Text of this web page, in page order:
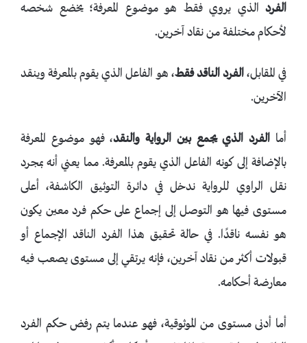
الفرد الذي يروي فقط هو موضوع المعرفة؛ يخضع شخصه
لأحكام مختلفة من نقاد آخرين.
في المقابل،الفرد الناقد فقط، هو الفاعل الذي يقوم بالمعرفة وينقد
الآخرين.
أما الفرد الذي يجمع بين الرواية والنقد، فهو موضوع المعرفة
بالإضافة إلى كونه الفاعل الذي يقوم بالمعرفة. مما يعني أنه بمجرد
نقل الراوي للرواية ندخل في دائرة التوثيق الكاشفة، أعلى
مستوى فيها هو التوصل إلى إجماع على حكم فرد معين يكون
هو نفسه ناقدًا. في حالة تحقيق هذا الفرد الناقد الإجماع أو
قبولات أكثر من نقاد آخرين، فإنه يرتقي إلى مستوى يصعب فيه
معارضة أحكامه.
أما أدنى مستوى من الموثوقية، فهو عندما يتم رفض حكم الفرد